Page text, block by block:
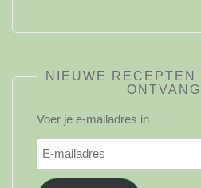
NIEUWE RECEPTEN
Voer je e-mailadres in
E-
mailadres